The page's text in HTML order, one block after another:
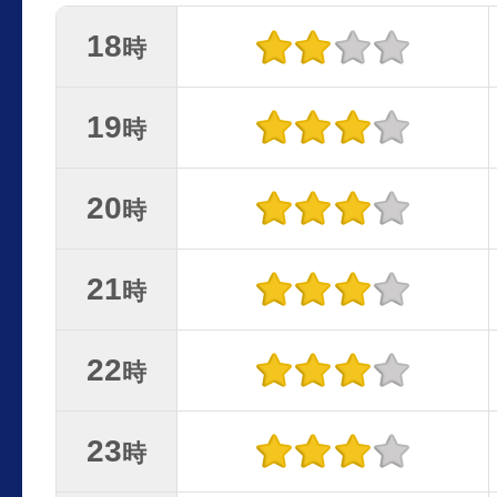
18時
19時
20時
21時
22時
23時